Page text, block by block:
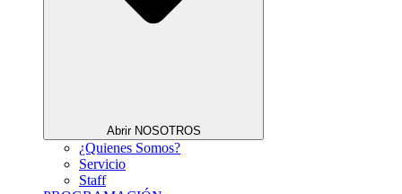
Abrir NOSOTROS
¿Quienes Somos?
Servicio
Staff